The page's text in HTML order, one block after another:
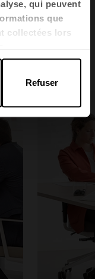
qui peuvent
que
collectées lors
Refuser